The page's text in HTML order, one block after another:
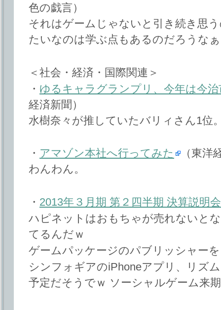
色の戯言）
それはゲームじゃないと引き続き思
たいなのは学ぶ点もあるのだろうな
＜社会・経済・国際関連＞
・ ゆるキャラグランプリ、今年は今
経済新聞）
水樹奈々が推していたバリィさん1位
・ アマゾン本社へ行ってみた
（東
わんわん。
・ 2013年３月期 第２四半期 決算説明会
ハピネットはおもちゃが売れないと
てるんだｗ
ゲームパッケージのパブリッシャー
シンフォギアのiPhoneアプリ、リズ
予定だそうでｗ ソーシャルゲーム来